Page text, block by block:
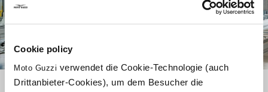
Cookie policy
Moto Guzzi verwendet die Cookie-Technologie (auch
Drittanbieter-Cookies), um dem Besucher die